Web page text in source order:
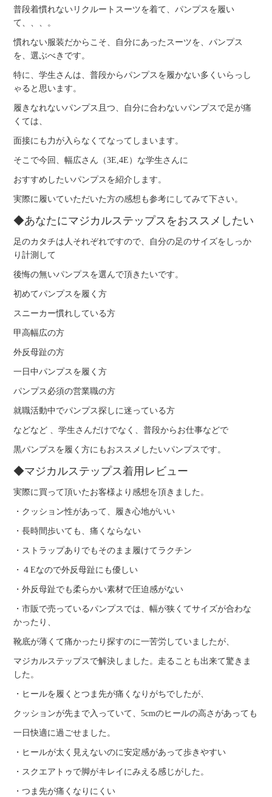
普段着慣れないリクルートスーツを着て、パンプスを履い
て、、、。
慣れない服装だからこそ、自分にあったスーツを、パンプス
を、選ぶべきです。
特に、学生さんは、普段からパンプスを履かない多くいらっし
ゃると思います。
履きなれないパンプス且つ、自分に合わないパンプスで足が痛
くては、
面接にも力が入らなくてなってしまいます。
そこで今回、幅広さん（3E,4E）な学生さんに
おすすめしたいパンプスを紹介します。
実際に履いていただいた方の感想も参考にしてみて下さい。
◆あなたにマジカルステップスをおススメしたい
足のカタチは人それぞれですので、自分の足のサイズをしっか
り計測して
後悔の無いパンプスを選んで頂きたいです。
初めてパンプスを履く方
スニーカー慣れしている方
甲高幅広の方
外反母趾の方
一日中パンプスを履く方
パンプス必須の営業職の方
就職活動中でパンプス探しに迷っている方
などなど 、学生さんだけでなく、普段からお仕事などで
黒パンプスを履く方にもおススメしたいパンプスです。
◆マジカルステップス着用レビュー
実際に買って頂いたお客様より感想を頂きました。
・クッション性があって、履き心地がいい
・長時間歩いても、痛くならない
・ストラップありでもそのまま履けてラクチン
・４Eなので外反母趾にも優しい
・外反母趾でも柔らかい素材で圧迫感がない
・市販で売っているパンプスでは、幅が狭くてサイズが合わな
かったり、
靴底が薄くて痛かったり探すのに一苦労していましたが、
マジカルステップスで解決しました。走ることも出来て驚きま
した。
・ヒールを履くとつま先が痛くなりがちでしたが、
クッションが先まで入っていて、5cmのヒールの高さがあっても
一日快適に過ごせました。
・ヒールが太く見えないのに安定感があって歩きやすい
・スクエアトゥで脚がキレイにみえる感じがした。
・つま先が痛くなりにくい